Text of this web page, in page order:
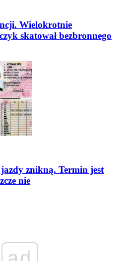
Wielokrotnie
skatował bezbronnego
znikną. Termin jest
nie